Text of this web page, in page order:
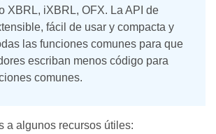
XBRL, iXBRL, OFX. La API de
fácil de usar y compacta y
las funciones comunes para que
escriban menos código para
comunes.
a algunos recursos útiles: